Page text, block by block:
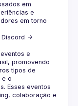
em
e
em torno
->
e
promovendo
tipos de
e o
Esses eventos
colaboração e